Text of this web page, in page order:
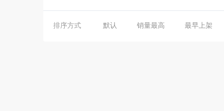
排序方式 默认 销量最高 最早上架